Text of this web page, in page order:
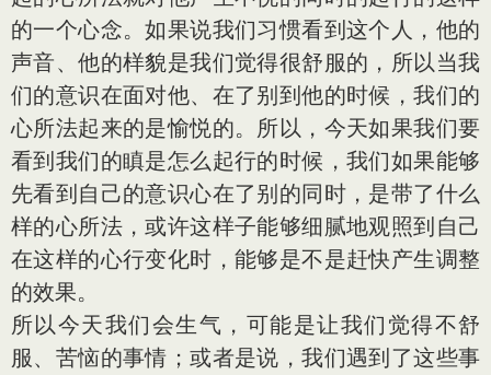
的一个心念。如果说我们习惯看到这个人，他的
声音、他的样貌是我们觉得很舒服的，所以当我
们的意识在面对他、在了别到他的时候，我们的
心所法起来的是愉悦的。所以，今天如果我们要
看到我们的瞋是怎么起行的时候，我们如果能够
先看到自己的意识心在了别的同时，是带了什么
样的心所法，或许这样子能够细腻地观照到自己
在这样的心行变化时，能够是不是赶快产生调整
的效果。
所以今天我们会生气，可能是让我们觉得不舒
服、苦恼的事情；或者是说，我们遇到了这些事